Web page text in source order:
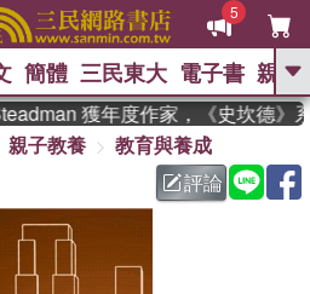
5
GO
熱搜： 東野圭吾 、 高希均教授回憶錄
父親節 、 如果歷
暑期推薦 、 國際布克
獎 臺灣漫遊錄
登輝時代 、
偉大的迷走神經
簡體 三民東大 電子書 親子
獲年度作家，《史坎德》系
親子教養
教育與養成
評論